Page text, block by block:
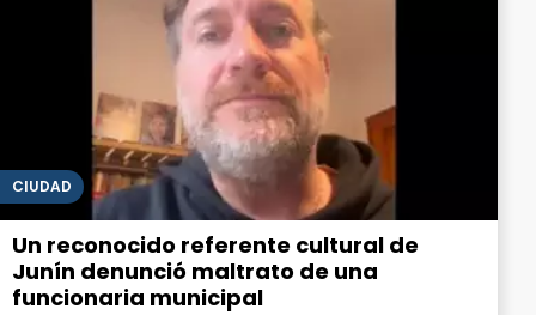
CIUDAD
Un reconocido referente cultural de
Junín denunció maltrato de una
funcionaria municipal